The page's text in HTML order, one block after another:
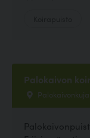
Palokaivon